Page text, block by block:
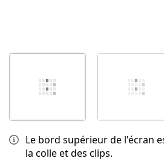
Le bord supérieur de l'écran
la colle et des clips.